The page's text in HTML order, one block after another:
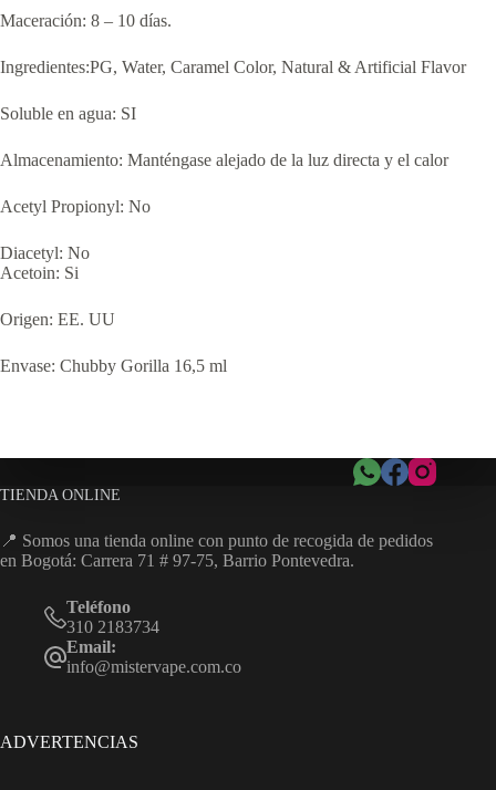
Maceración: 8 – 10 días.
Ingredientes:PG, Water, Caramel Color, Natural & Artificial Flavor
Soluble en agua: SI
Almacenamiento: Manténgase alejado de la luz directa y el calor
Acetyl Propionyl: No
Diacetyl: No
Acetoin: Si
Origen: EE. UU
Envase: Chubby Gorilla 16,5 ml
TIENDA ONLINE
📍 Somos una tienda online con punto de recogida de pedidos
en Bogotá: Carrera 71 # 97-75, Barrio Pontevedra.
Teléfono
310 2183734
Email:
info@mistervape.com.co
ADVERTENCIAS